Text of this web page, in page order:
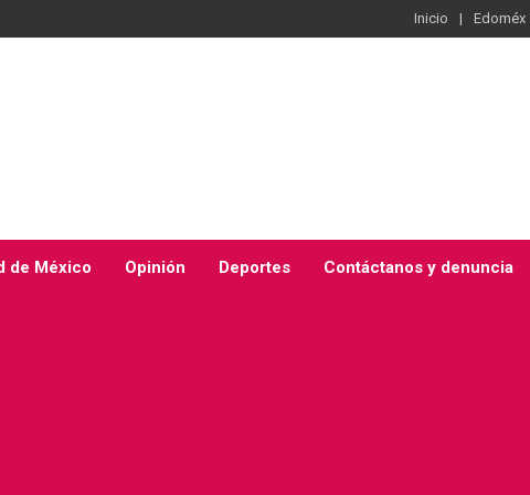
Inicio Edoméx
de México Opinión Deportes Contáctanos y denuncia